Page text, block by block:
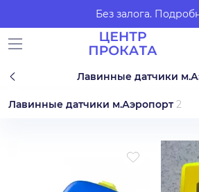
Без залога.
Лавинные датчики
Лавинные датчики м.Аэропорт 2